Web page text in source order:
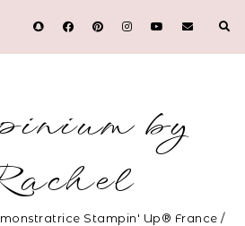
by
Stampin' Up® France /